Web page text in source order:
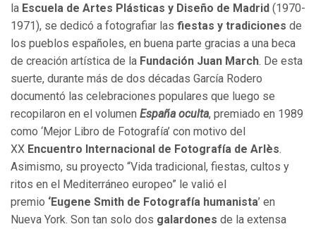
la Escuela de Artes Plásticas y Diseño de Madrid (1970-
1971), se dedicó a fotografiar las fiestas y tradiciones de
los pueblos españoles, en buena parte gracias a una beca
de creación artística de la Fundación Juan March. De esta
suerte, durante más de dos décadas García Rodero
documentó las celebraciones populares que luego se
recopilaron en el volumen España oculta, premiado en 1989
como ‘Mejor Libro de Fotografía’ con motivo del
XX Encuentro Internacional de Fotografía de Arlès.
Asimismo, su proyecto “Vida tradicional, fiestas, cultos y
ritos en el Mediterráneo europeo” le valió el
premio ‘Eugene Smith de Fotografía humanista’ en
Nueva York. Son tan solo dos galardones de la extensa